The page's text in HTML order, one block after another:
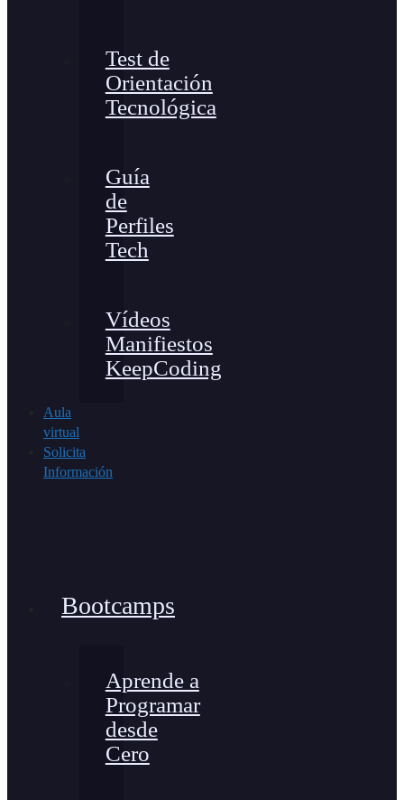
Test de
Orientación
Tecnológica
Guía
de
Perfiles
Tech
Vídeos
Manifiestos
KeepCoding
Aula
virtual
Solicita
Información
Bootcamps
Aprende a
Programar
desde
Cero